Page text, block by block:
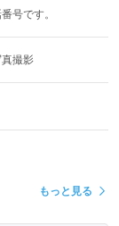
えています。
号です。
真撮影
もっと見る